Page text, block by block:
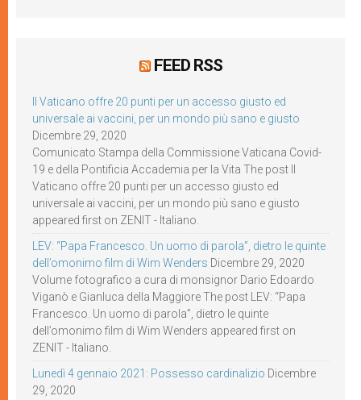
FEED RSS
Il Vaticano offre 20 punti per un accesso giusto ed
universale ai vaccini, per un mondo più sano e giusto
Dicembre 29, 2020
Comunicato Stampa della Commissione Vaticana Covid-
19 e della Pontificia Accademia per la Vita The post Il
Vaticano offre 20 punti per un accesso giusto ed
universale ai vaccini, per un mondo più sano e giusto
appeared first on ZENIT - Italiano.
LEV: “Papa Francesco. Un uomo di parola”, dietro le quinte
dell’omonimo film di Wim Wenders Dicembre 29, 2020
Volume fotografico a cura di monsignor Dario Edoardo
Viganò e Gianluca della Maggiore The post LEV: “Papa
Francesco. Un uomo di parola”, dietro le quinte
dell’omonimo film di Wim Wenders appeared first on
ZENIT - Italiano.
Lunedì 4 gennaio 2021: Possesso cardinalizio Dicembre
29, 2020